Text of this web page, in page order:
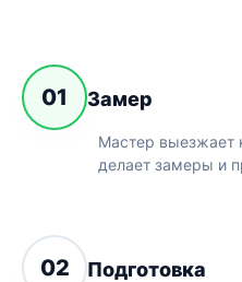
01 Замер
Мастер выезжает
делает замеры и
02 Подготовка